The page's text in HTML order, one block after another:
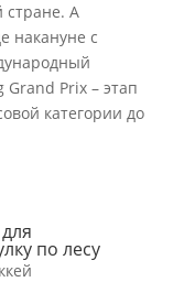
стране. А
накануне с
Prix – этап
категории до
по лесу